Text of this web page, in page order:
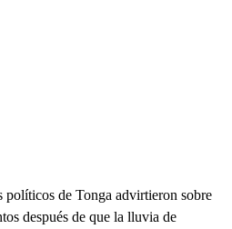
políticos de Tonga advirtieron sobre
después de que la lluvia de